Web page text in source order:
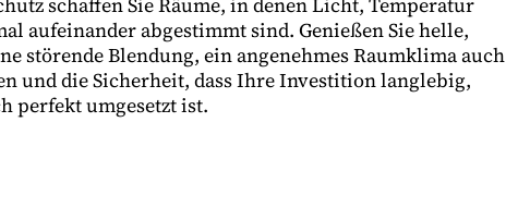
aufeinander abgestimmt sind. Genießen Sie helle,
störende Blendung, ein angenehmes Raumklima auch
und die Sicherheit, dass Ihre Investition langlebig,
perfekt umgesetzt ist.